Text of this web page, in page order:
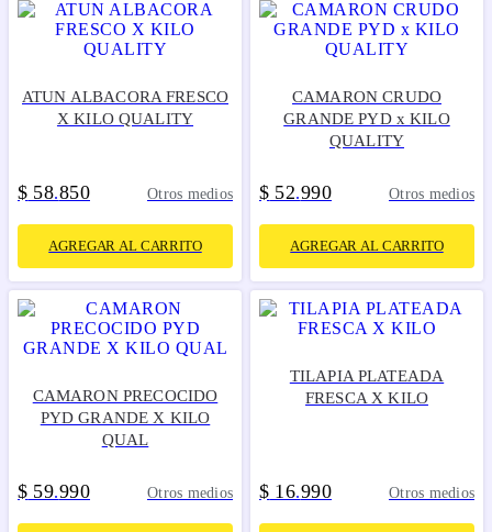
ATUN ALBACORA FRESCO
X KILO QUALITY
$ 58.850 Otros medios
AGREGAR AL CARRITO
CAMARON CRUDO
GRANDE PYD x KILO
QUALITY
$ 52.990 Otros medios
AGREGAR AL CARRITO
CAMARON PRECOCIDO
PYD GRANDE X KILO
QUAL
$ 59.990 Otros medios
TILAPIA PLATEADA
FRESCA X KILO
$ 16.990 Otros medios